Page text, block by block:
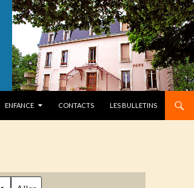
ENFANCE CONTACTS LES BULLETINS